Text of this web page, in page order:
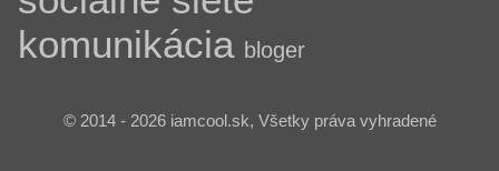
komunikácia bloger
© 2014 - 2026 iamcool.sk, Všetky práva vyhradené